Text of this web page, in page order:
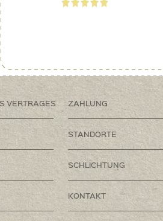
VERTRAGES ZAHLUNG
STANDORTE
SCHLICHTUNG
KONTAKT